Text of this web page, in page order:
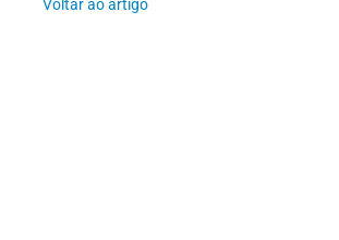
Voltar ao artigo